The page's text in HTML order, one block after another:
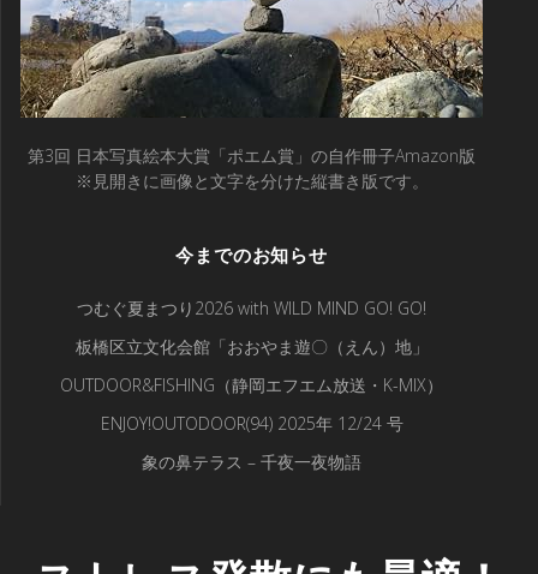
第3回 日本写真絵本大賞「ポエム賞」の自作冊子Amazon版
※見開きに画像と文字を分けた縦書き版です。
今までのお知らせ
つむぐ夏まつり2026 with WILD MIND GO! GO!
板橋区立文化会館「おおやま遊〇（えん）地」
OUTDOOR&FISHING（静岡エフエム放送・K-MIX）
ENJOY!OUTODOOR(94) 2025年 12/24 号
象の鼻テラス – 千夜一夜物語